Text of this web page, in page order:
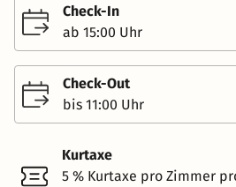
Check-In
ab 15:00 Uhr
Check-Out
bis 11:00 Uhr
Kurtaxe
5 % Kurtaxe pro Zimmer